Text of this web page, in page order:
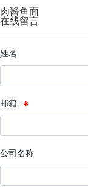
肉酱鱼面
在线留言
姓名
邮箱
公司名称